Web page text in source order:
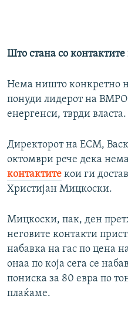
Што стана со
Нема ништо конкретно
понуди лидерот на
енергенси, тврди власта.
Директорот на ЕСМ,
октомври рече дека
контактите кои ги
Христијан Мицкоски.
Мицкоски, пак, ден
неговите контакти
набавка на гас по цена
онаа по која сега се
пониска за 80 евра по
плаќаме.